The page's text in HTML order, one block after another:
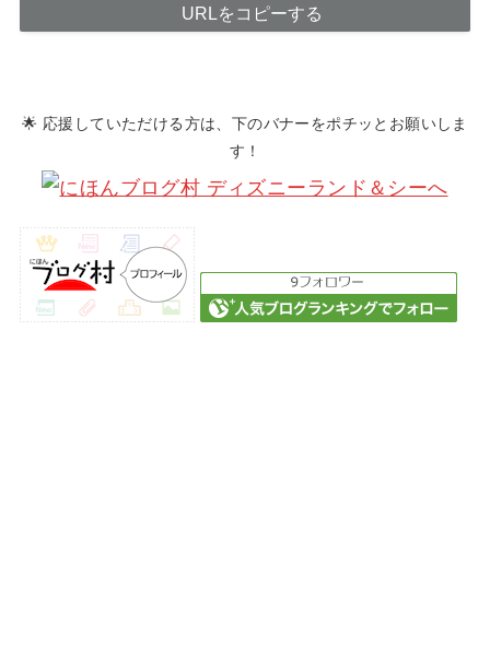
URLをコピーする
🌟 応援していただける方は、下のバナーをポチッとお願いしま
す！